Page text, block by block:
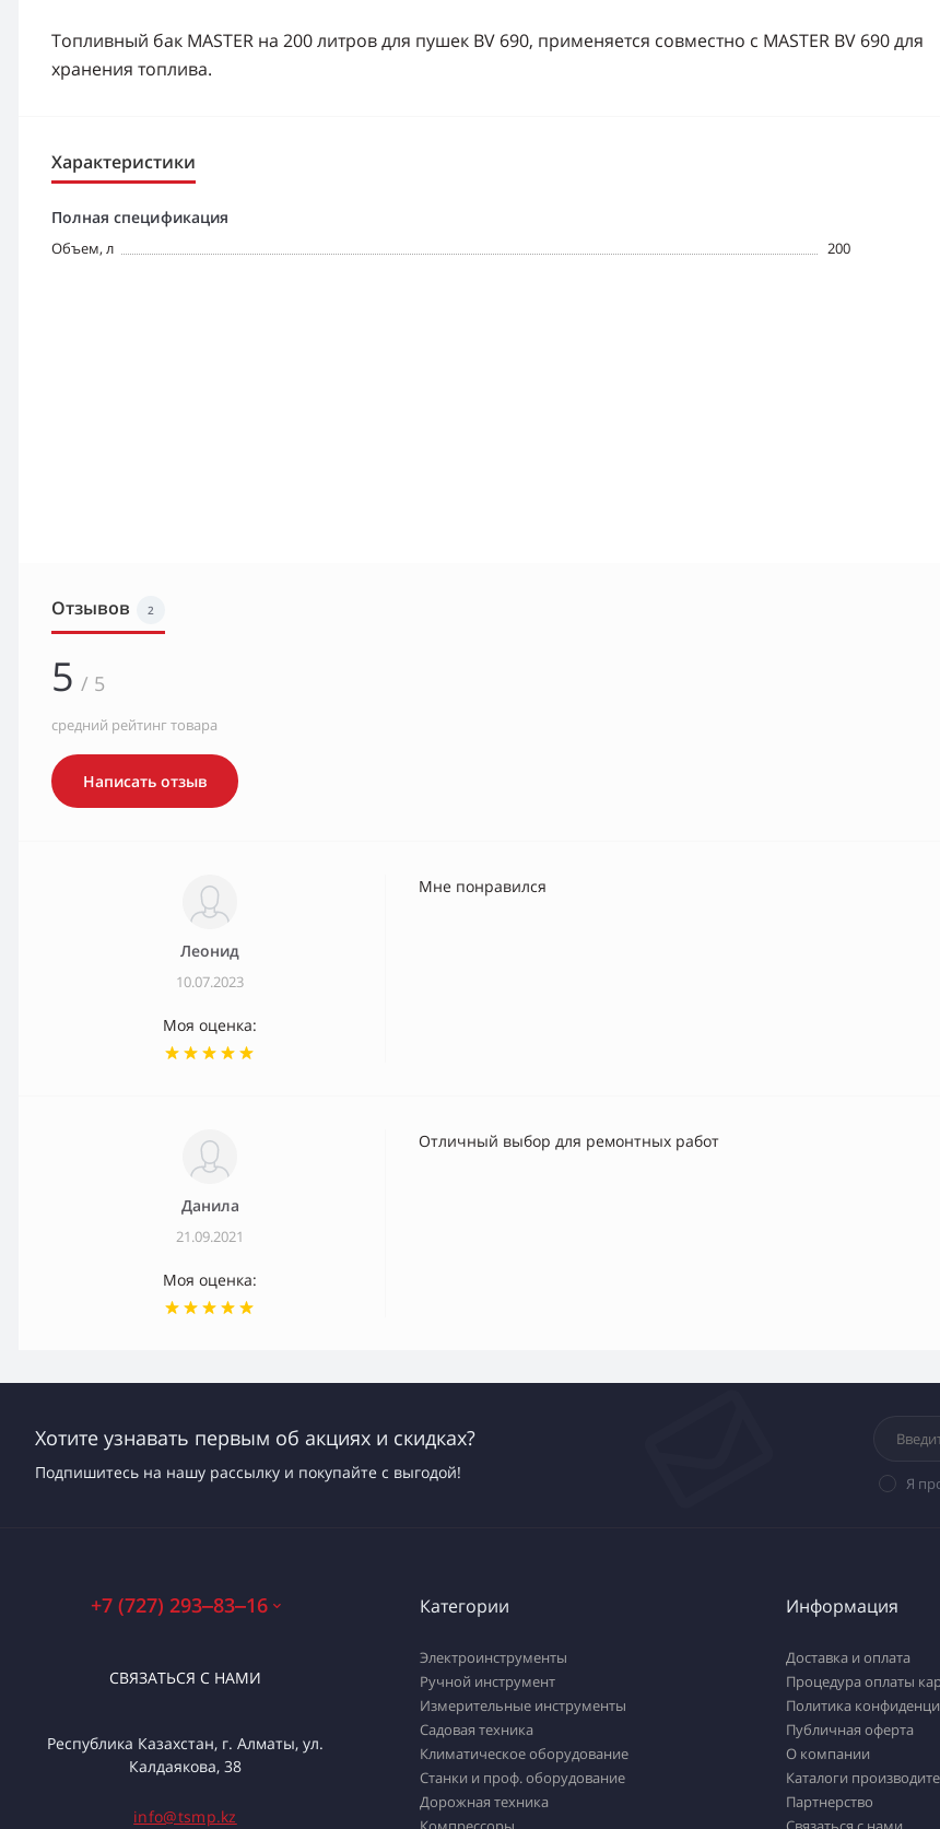
Топливный бак MASTER на 200 литров для пушек BV 690, применяется совместно с MASTER BV 690 для
хранения топлива.
Характеристики
Полная спецификация
Объем, л 200
Отзывов 2
5 / 5
средний рейтинг товара
Написать отзыв
Леонид
10.07.2023
Моя оценка:
Мне понравился
Данила
21.09.2021
Моя оценка:
Отличный выбор для ремонтных работ
Хотите узнавать первым об акциях и скидках?
Подпишитесь на нашу рассылку и покупайте с выгодой!
Я
+7 (727) 293‒83‒16
СВЯЗАТЬСЯ С НАМИ
Республика Казахстан, г. Алматы, ул.
Калдаякова, 38
info@tsmp.kz
Категории
Электроинструменты
Ручной инструмент
Измерительные инструменты
Садовая техника
Климатическое оборудование
Станки и проф. оборудование
Дорожная техника
Информация
Доставка и оплата
Процедура оплаты
Политика
Публичная оферта
О компании
Каталоги
Партнерство